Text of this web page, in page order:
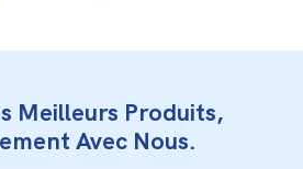
Meilleurs Produits,
Avec Nous.